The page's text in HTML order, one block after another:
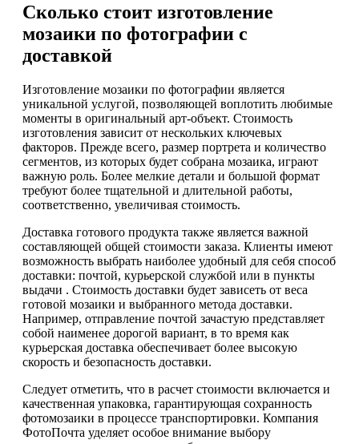
Сколько стоит изготовление
мозаики по фотографии с
доставкой
Изготовление мозаики по фотографии является
уникальной услугой, позволяющей воплотить любимые
моменты в оригинальный арт-объект. Стоимость
изготовления зависит от нескольких ключевых
факторов. Прежде всего, размер портрета и количество
сегментов, из которых будет собрана мозаика, играют
важную роль. Более мелкие детали и большой формат
требуют более тщательной и длительной работы,
соответственно, увеличивая стоимость.
Доставка готового продукта также является важной
составляющей общей стоимости заказа. Клиенты имеют
возможность выбрать наиболее удобный для себя способ
доставки: почтой, курьерской службой или в пункты
выдачи . Стоимость доставки будет зависеть от веса
готовой мозаики и выбранного метода доставки.
Например, отправление почтой зачастую представляет
собой наименее дорогой вариант, в то время как
курьерская доставка обеспечивает более высокую
скорость и безопасность доставки.
Следует отметить, что в расчет стоимости включается и
качественная упаковка, гарантирующая сохранность
фотомозаики в процессе транспортировки. Компания
ФотоПочта уделяет особое внимание выбору